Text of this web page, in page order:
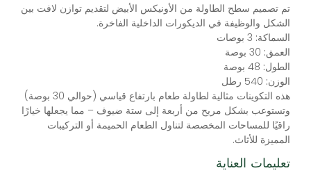
تم تصميم سطح الطاولة من الأونيكس الأبيض لتقديم توازن لافت بين
الشكل والوظيفة في الديكورات الداخلية الفاخرة.
السماكة:
العمق:
الطول:
الوزن:
هذه التكوينات مثالية لطاولة طعام بارتفاع قياسي (حوالي 30 بوصة)
وتستوعب بشكل مريح من أربعة إلى ستة ضيوف – مما يجعلها خيارًا
راقيًا للمساحات المخصصة لتناول الطعام الحميمة أو التركيبات
المميزة للأثاث.
تعليمات العناية